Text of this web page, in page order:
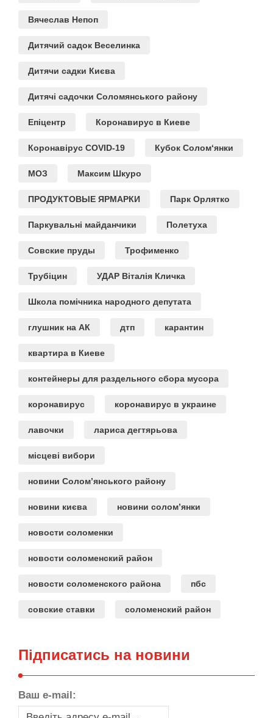
Вячеслав Непоп
Дитячий садок Веселинка
Дитячи садки Києва
Дитячі садочки Соломянського району
Епіцентр Коронавирус в Киеве
Коронавірус COVID-19 Кубок Солом‘янки
МОЗ Максим Шкуро
ПРОДУКТОВЫЕ ЯРМАРКИ Парк Орлятко
Паркувальні майданчики Полетуха
Совские пруды Трофименко
Трубіцин УДАР Віталія Кличка
Школа помічника народного депутата
глушник на АК дтп карантин
квартира в Киеве
контейнеры для раздельного сбора мусора
коронавирус коронавирус в украине
лавочки лариса дегтярьова
місцеві вибори
новини Солом’янського району
новини києва новини солом’янки
новости соломенки
новости соломенский район
новости соломенского района пбс
совские ставки соломенский район
Підписатись на новини
Ваш e-mail: